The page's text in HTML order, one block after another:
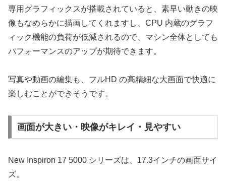
専用グラフィックスが搭載されていると、素早い動きの映
像もなめらかに描画してくれますし、CPU 内蔵のグラフ
ィック機能の負荷が低減されるので、マシン全体としても
パフォーマンスのアップが期待できます。
写真や動画の編集も、フルHD の高精細な大画面で快適に
楽しむことができそうです。
画面が大きい・映像がキレイ・見やすい
New Inspiron 17 5000 シリーズは、17.3インチの画面サイ
ズ。